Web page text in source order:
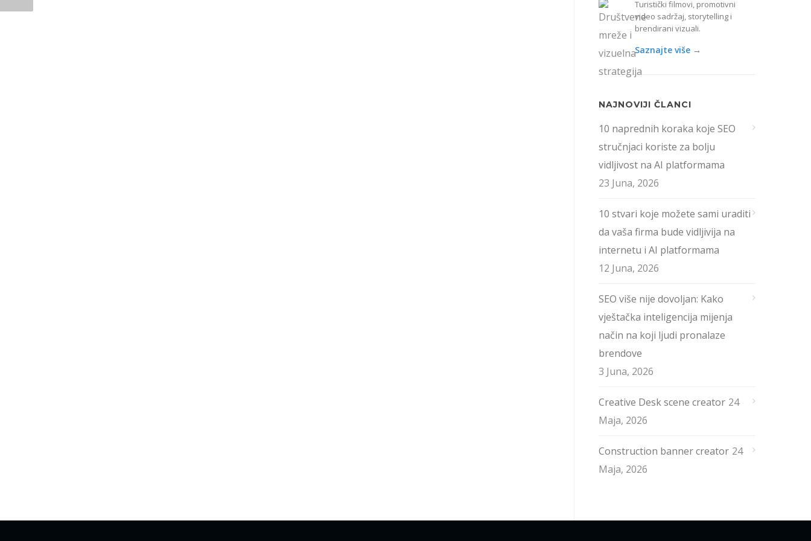
Turistički filmovi, promotivni
video sadržaj, storytelling i
brendirani vizuali.
Saznajte više →
NAJNOVIJI ČLANCI
10 naprednih koraka koje SEO
stručnjaci koriste za bolju
vidljivost na AI platformama
23 Juna, 2026
10 stvari koje možete sami uraditi
da vaša firma bude vidljivija na
internetu i AI platformama
12 Juna, 2026
SEO više nije dovoljan: Kako
vještačka inteligencija mijenja
način na koji ljudi pronalaze
brendove
3 Juna, 2026
Creative Desk scene creator 24
Maja, 2026
Construction banner creator 24
Maja, 2026